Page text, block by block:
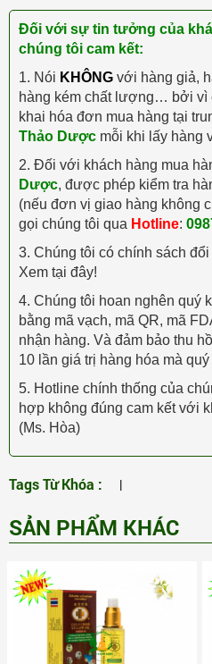
Đối với sự tin tưởng của
chúng tôi cam kết:
1. Nói KHÔNG với hàng giả,
hàng kém chất lượng… bởi vì
khai hóa đơn mua hàng tại
Thảo Dược mỗi khi lấy hàng
2. Đối với khách hàng mua
Dược, được phép kiểm tra
(nếu đơn vị giao hàng không
gọi chúng tôi qua Hotline:
3. Chúng tôi có chính sách
Xem tại đây!
4. Chúng tôi hoan nghên quý
bằng mã vạch, mã QR, mã
nhận hàng. Và đảm bảo thu
10 lần giá trị hàng hóa mà
5. Hotline chính thống của
hợp không đúng cam kết với
(Ms. Hòa)
Tags Từ Khóa : |
SẢN PHẨM KHÁC